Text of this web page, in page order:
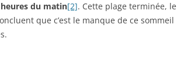
du matin[2]. Cette plage terminée, le
que c’est le manque de ce sommeil